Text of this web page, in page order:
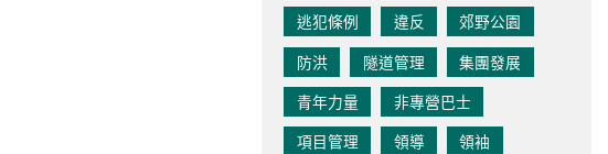
逃犯條例
違反
郊野公園
防洪
隧道管理
集團發展
青年力量
非專營巴士
項目管理
領導
領袖